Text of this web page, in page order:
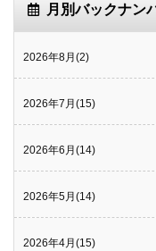
月別バックナン
2026年8月(2)
2026年7月(15)
2026年6月(14)
2026年5月(14)
2026年4月(15)